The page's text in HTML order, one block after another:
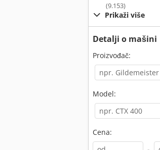
(9.153)
Prikaži više
Detalji o mašini
Proizvođač:
Model:
Cena: